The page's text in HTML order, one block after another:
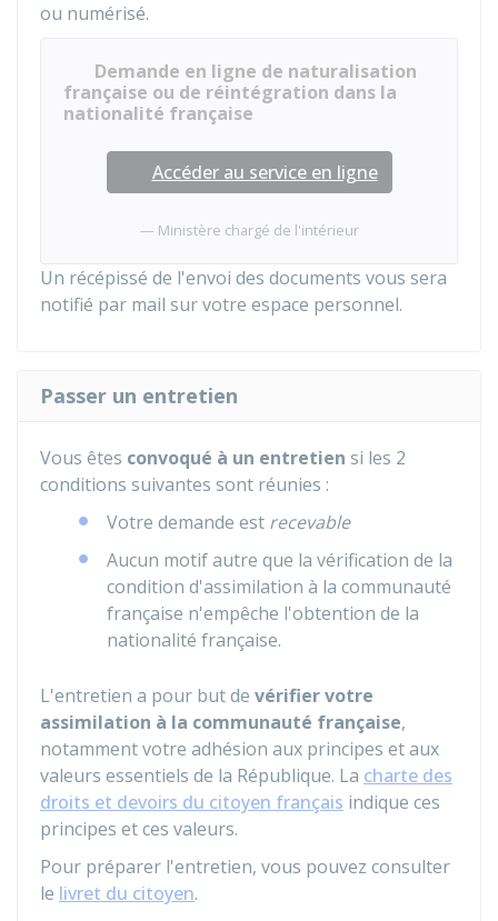
ou numérisé.
Demande en ligne de naturalisation
française ou de réintégration dans la
nationalité française
Accéder au service en ligne
Ministère chargé de l'intérieur
Un récépissé de l'envoi des documents vous sera
notifié par mail sur votre espace personnel.
Passer un entretien
Vous êtes convoqué à un entretien si les 2
conditions suivantes sont réunies :
Votre demande est recevable
Aucun motif autre que la vérification de la
condition d'assimilation à la communauté
française n'empêche l'obtention de la
nationalité française.
L'entretien a pour but de vérifier votre
assimilation à la communauté française,
notamment votre adhésion aux principes et aux
valeurs essentiels de la République. La charte des
droits et devoirs du citoyen français indique ces
principes et ces valeurs.
Pour préparer l'entretien, vous pouvez consulter
le livret du citoyen.